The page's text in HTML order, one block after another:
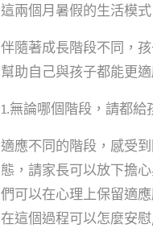
這兩個月暑假的生活模
伴隨著成長階段不同，
幫助自己與孩子都能更
1.無論哪個階段，請都給
適應不同的階段，感受
態，請家長可以放下擔
們可以在心理上保留適
在這個過程可以怎麼安